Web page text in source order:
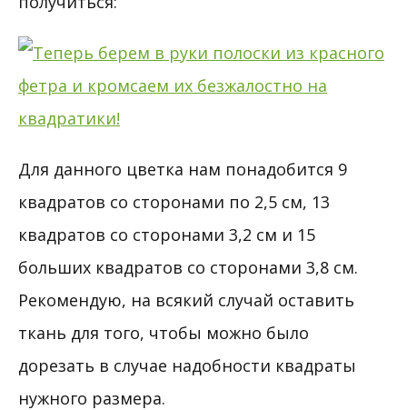
Для данного цветка нам понадобится 9
квадратов со сторонами по 2,5 см, 13
квадратов со сторонами 3,2 см и 15
больших квадратов со сторонами 3,8 см.
Рекомендую, на всякий случай оставить
ткань для того, чтобы можно было
дорезать в случае надобности квадраты
нужного размера.